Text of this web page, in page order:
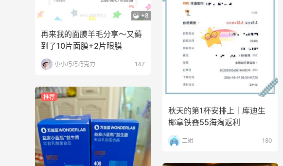
+8
再来我的面膜羊毛分享～又薅
到了10片面膜+2片眼膜
小小巧巧巧克力 147
推荐
秋天的第1杯安排上｜库迪生
椰拿铁叠55海淘返利
二姐 180
深夜美食，打卡自贡小烧烤
08月08日 1